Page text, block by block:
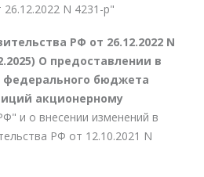
N 4231-р"
РФ от 26.12.2022 N
О предоставлении в
федерального бюджета
акционерному
и о внесении изменений в
РФ от 12.10.2021 N